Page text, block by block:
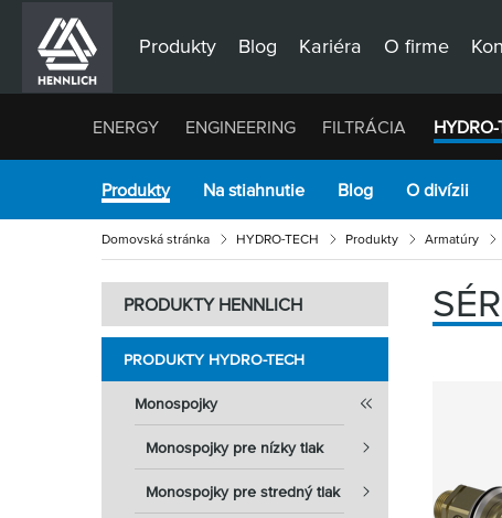
Produkty Blog Kariéra O firme
ENERGY ENGINEERING FILTRÁCIA HYDRO-
Produkty Na stiahnutie Blog O divízii
Domovská stránka HYDRO-TECH Produkty Armatúry
PRODUKTY HENNLICH
PRODUKTY HYDRO-TECH
Monospojky
Monospojky pre nízky tlak
Monospojky pre stredný tlak